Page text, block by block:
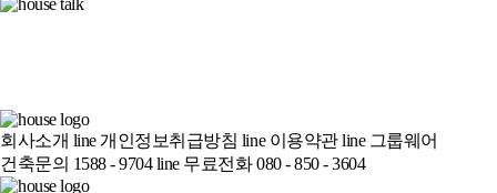
회사소개 line 개인정보취급방침 line 이용약관 line 그룹웨어
건축문의 1588 - 9704line무료전화 080 - 850 - 3604